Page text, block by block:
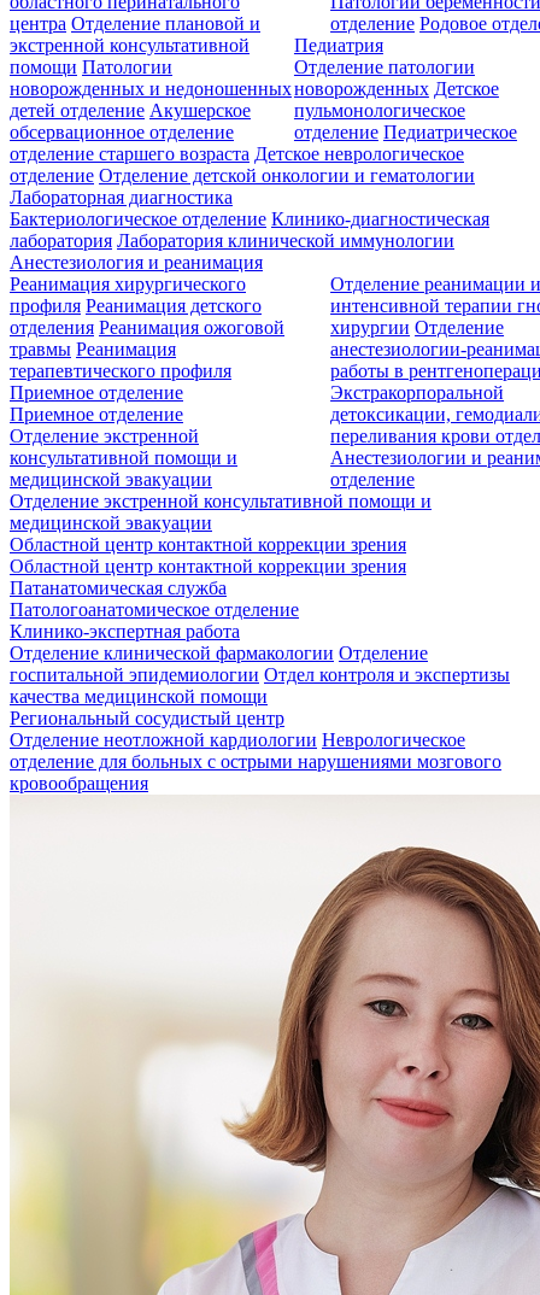
центра Отделение плановой и
экстренной консультативной
помощи Патологии
новорожденных и недоношенных
детей отделение Акушерское
обсервационное отделение
отделение Родовое
Педиатрия
Отделение патологии
новорожденных Детское
пульмонологическое
отделение Педиатрическое
отделение старшего возраста Детское неврологическое
отделение Отделение детской онкологии и гематологии
Лабораторная диагностика
Бактериологическое отделение Клинико-диагностическая
лаборатория Лаборатория клинической иммунологии
Анестезиология и реанимация
Реанимация хирургического
профиля Реанимация детского
отделения Реанимация ожоговой
травмы Реанимация
терапевтического профиля
Отделение реанимации
интенсивной терапии
хирургии Отделение
анестезиологии-
работы в
Экстракорпоральной
детоксикации,
переливания крови
Анестезиологии и
отделение
Приемное отделение
Приемное отделение
Отделение экстренной
консультативной помощи и
медицинской эвакуации
Отделение экстренной консультативной помощи и
медицинской эвакуации
Областной центр контактной коррекции зрения
Областной центр контактной коррекции зрения
Патанатомическая служба
Патологоанатомическое отделение
Клинико-экспертная работа
Отделение клинической фармакологии Отделение
госпитальной эпидемиологии Отдел контроля и экспертизы
качества медицинской помощи
Региональный сосудистый центр
Отделение неотложной кардиологии Неврологическое
отделение для больных с острыми нарушениями мозгового
кровообращения